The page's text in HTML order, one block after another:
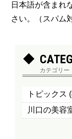
日本語が含まれ
さい。（スパム
カテゴリー
トピックス
川口の美